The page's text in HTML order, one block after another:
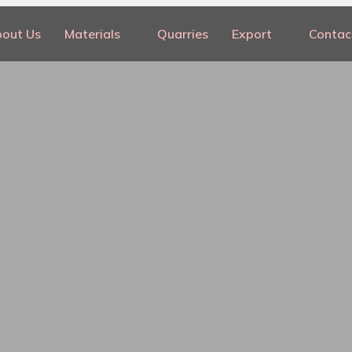
Us Materials Quarries Export